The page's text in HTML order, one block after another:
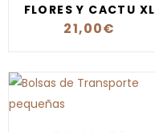
FLORES Y CACTU XL
21,00€